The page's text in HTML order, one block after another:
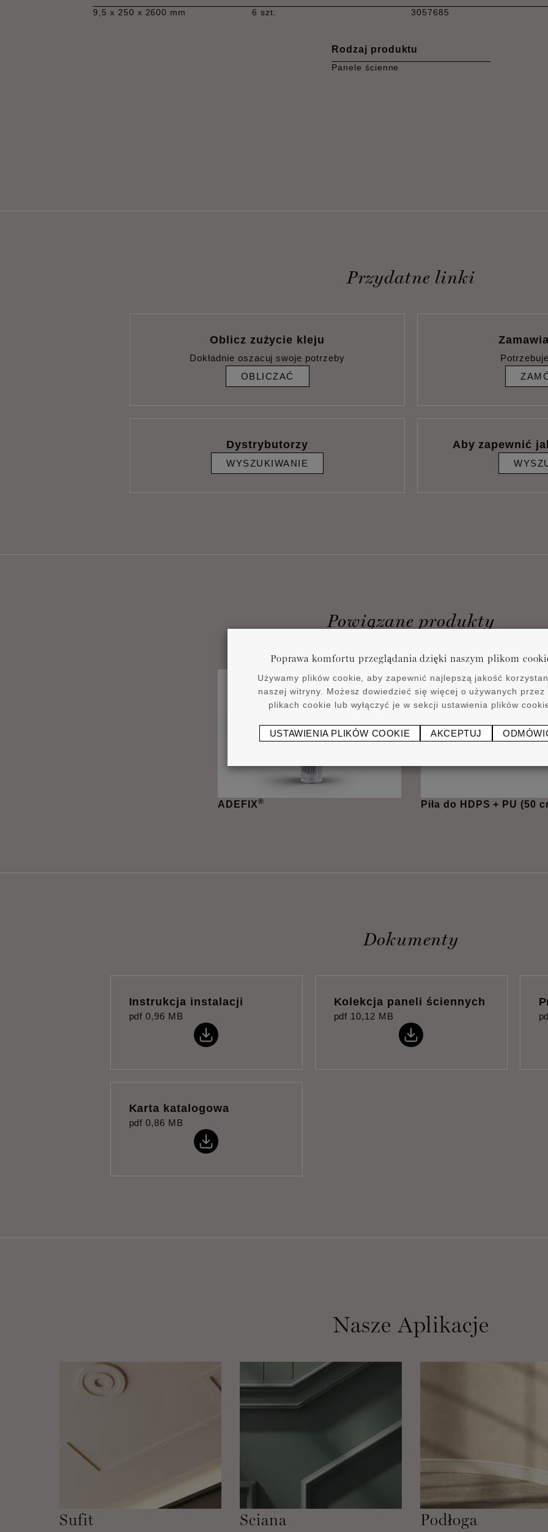
9,5 x 250 x 2600 mm 6 szt. 3057685
Rodzaj produktu
Panele ścienne
Przydatne linki
Oblicz zużycie kleju
Dokładnie oszacuj swoje potrzeby
OBLICZAĆ
Dystrybutorzy
WYSZUKIWANIE
Aby zapewnić
Powiązane produkty
ADEFIX® Piła do HDPS + PU (50
Dokumenty
Instrukcja instalacji
pdf 0,96 MB
Kolekcja paneli ściennych
pdf 10,12 MB
Karta katalogowa
pdf 0,86 MB
Nasze Aplikacje
Sufit Sciana Podłoga
Poprawa komfortu przeglądania dzięki naszym plikom
Używamy plików cookie, aby zapewnić najlepszą jakość
naszej witryny. Możesz dowiedzieć się więcej o używanych przez
plikach cookie lub wyłączyć je w sekcji ustawienia plików
USTAWIENIA PLIKÓW COOKIE AKCEPTUJ